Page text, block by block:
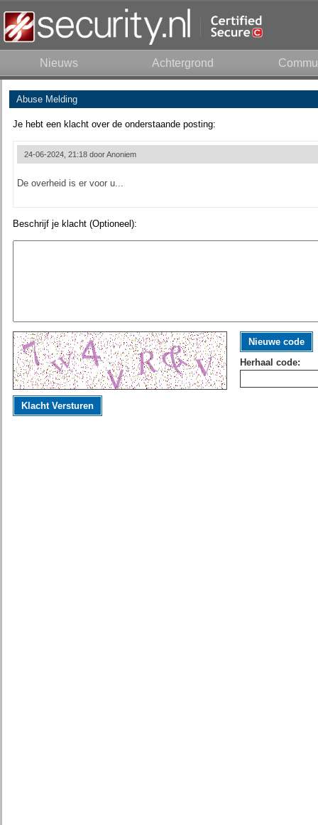
Nieuws Achtergrond
Abuse Melding
Je hebt een klacht over de onderstaande posting:
24-06-2024, 21:18 doorAnoniem
De overheid is er voor u...
Beschrijf je klacht (Optioneel):
Nieuwe code
Herhaal code:
Klacht Versturen